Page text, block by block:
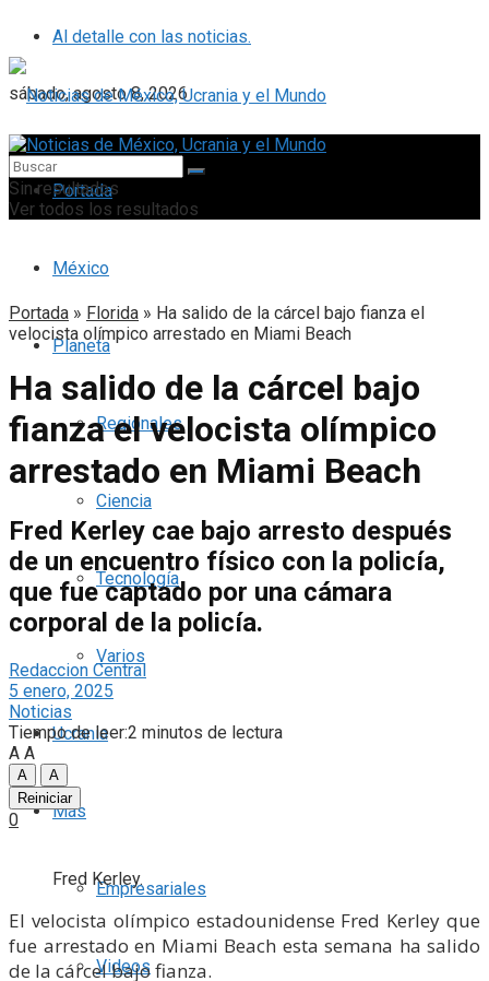
Al detalle con las noticias.
sábado, agosto 8, 2026
Portada
México
Planeta
Regionales
Ciencia
Tecnología
Varios
Ucrania
Más
Empresariales
Videos
Sin resultados
Ver todos los resultados
Portada » Florida » Ha salido de la cárcel bajo fianza el
velocista olímpico arrestado en Miami Beach
Ha salido de la cárcel bajo
fianza el velocista olímpico
arrestado en Miami Beach
Fred Kerley cae bajo arresto después
de un encuentro físico con la policía,
que fue captado por una cámara
corporal de la policía.
Redaccion Central
5 enero, 2025
Noticias
Tiempo de leer:2 minutos de lectura
A A
A
A
Reiniciar
0
Fred Kerley.
El velocista olímpico estadounidense Fred Kerley que
fue arrestado en Miami Beach esta semana ha salido
de la cárcel bajo fianza.